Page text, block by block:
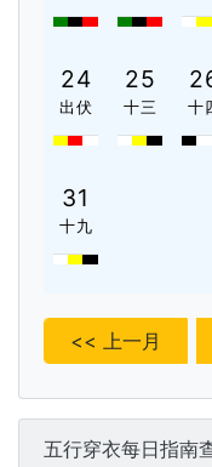
24
出伏
25
十三 十
31
十九
<< 上一月
五行穿衣每日指南